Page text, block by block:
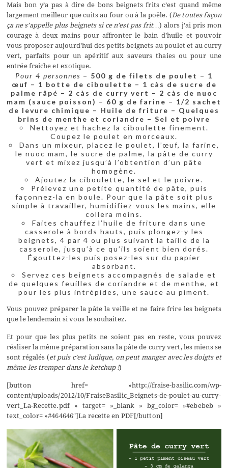
Mais bon y’a pas à dire de bons beignets frits c’est quand même
largement meilleur que cuits au four ou à la poêle. ( De toutes façon
ça ne s’appelle plus beignets si ce n’est pas frit…) alors j’ai pris mon
courage à deux mains pour affronter le bain d’huile et pouvoir
vous proposer aujourd’hui des petits beignets au poulet et au curry
vert, parfaits pour un apéritif aux saveurs thaies ou pour une
entrée fraiche et exotique.
Pour 4 personnes – 500 g de filets de poulet – 1
œuf – 1 botte de ciboulette – 1 càs de sucre de
palme râpé – 2 càs de curry vert – 2 càs de nuoc
mam (sauce poisson) – 60 g de farine – 1/2 sachet
de levure chimique – Huile de friture – Quelques
brins de menthe et coriandre – Sel et poivre
Nettoyez et hachez la ciboulette finement.
Coupez le poulet en morceaux.
Dans un mixeur, placez le poulet, l’œuf, la farine,
le nuoc mam, le sucre de palme, la pâte de curry
vert et mixez jusqu’à l’obtention d’un pâte
homogène.
Ajoutez la ciboulette, le sel et le poivre.
Prélevez une petite quantité de pâte, puis
façonnez-la en boule. Pour que la pâte soit plus
simple à travailler, humidifiez-vous les mains, elle
collera moins.
Faites chauffez l’huile de friture dans une
casserole à bords hauts, puis plongez-y les
beignets, 4 par 4 ou plus suivant la taille de la
casserole, jusqu’à ce qu’ils soient bien dorés.
Égouttez-les puis posez-les sur du papier
absorbant.
Servez ces beignets accompagnés de salade et
de quelques feuilles de coriandre et de menthe, et
pour les plus intrépides, une sauce au piment.
Vous pouvez préparer la pâte la veille et ne faire frire les beignets
que le lendemain si vous le souhaitez.
Et pour que les plus petits ne soient pas en reste, vous pouvez
réaliser la même préparation sans la pâte de curry vert, les miens se
sont régalés (et puis c’est ludique, on peut manger avec les doigts et
même les tremper dans le ketchup !)
[button href= »http://fraise-basilic.com/wp-
content/uploads/2012/10/FraiseBasilic_Beignets-de-poulet-au-curry-
vert_La-Recette.pdf » target= »_blank » bg_color= »#ebebeb »
text_color= »#464646″]La recette en PDF[/button]